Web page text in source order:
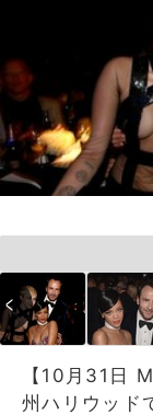
【10月31日
州ハリウッド